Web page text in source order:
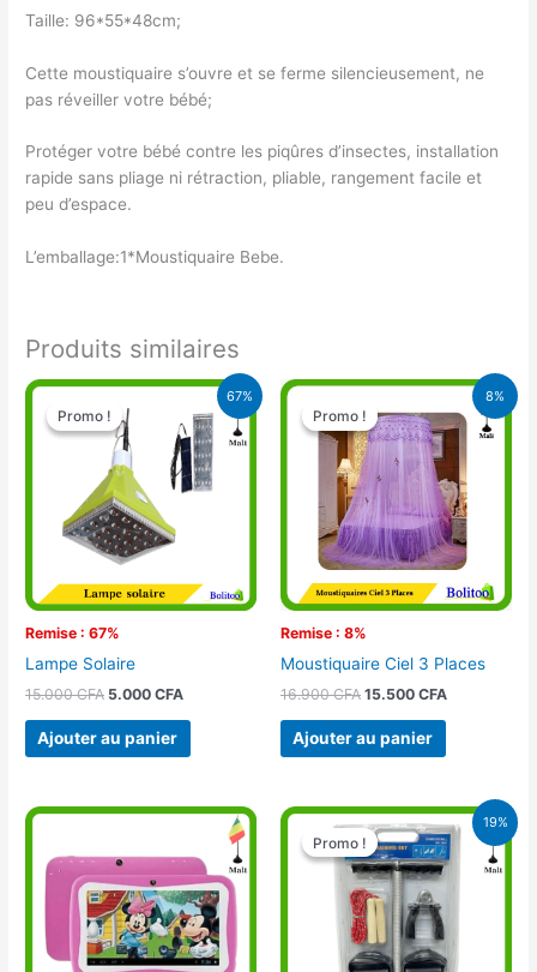
Taille: 96*55*48cm;
Cette moustiquaire s’ouvre et se ferme silencieusement, ne
pas réveiller votre bébé;
Protéger votre bébé contre les piqûres d’insectes, installation
rapide sans pliage ni rétraction, pliable, rangement facile et
peu d’espace.
L’emballage:1*Moustiquaire Bebe.
Produits similaires
67%
Promo !
Remise : 67%
Promo !
Lampe Solaire
15.000CFA
Le
prix
initial
était :
15.000 CFA.
5.000CFA
Le
actuel
est :
5.000 CFA.
Ajouter au panier
8%
Promo !
Remise : 8%
Promo !
Moustiquaire Ciel 3 Places
16.900CFA
Le
prix
initial
était :
16.900 CFA.
15.500 CFA
Le
prix
actuel
15.500 CFA.
Ajouter au panier
19%
Promo !
Promo !
Le
prix
initial
était :
14.900 CFA.
Le
prix
actuel
est :